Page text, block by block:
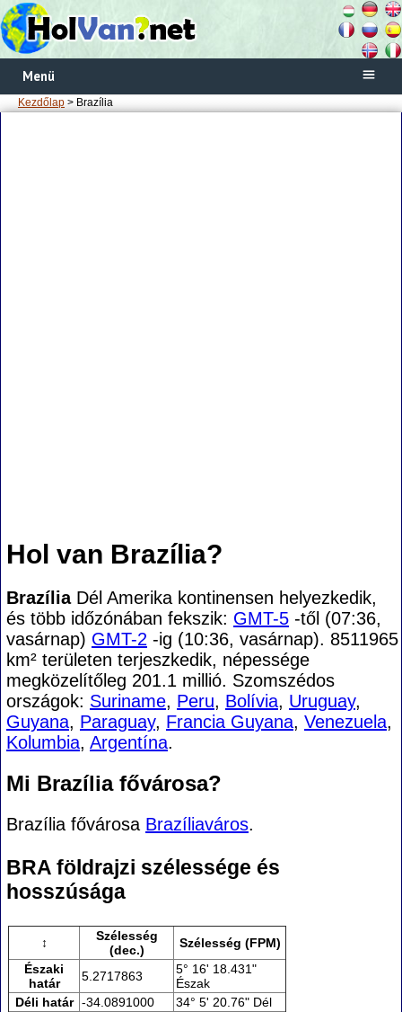
Menü
Kezdőlap > Brazília
Hol van Brazília?
BrazíliaDél Amerika kontinensen helyezkedik,
és több időzónában fekszik: GMT-5 -től (07:36,
vasárnap) GMT-2 -ig (10:36, vasárnap). 8511965
km² területen terjeszkedik, népessége
megközelítőleg 201.1 millió. Szomszédos
országok: Suriname, Peru, Bolívia, Uruguay,
Guyana, Paraguay, Francia Guyana, Venezuela,
Kolumbia, Argentína.
Mi Brazília fővárosa?
Brazília fővárosa Brazíliaváros.
BRA földrajzi szélessége és
hosszúsága
↕
Szélesség
(dec.)
Szélesség (FPM)
Északi
határ
5.2717863
5° 16' 18.431"
Észak
Déli határ -34.0891000
34° 5' 20.76" Dél